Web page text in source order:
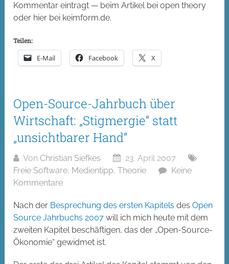
Kommentar eintragt — beim Artikel bei open theory
oder hier bei keimform.de.
Teilen:
E-Mail Facebook X
Open-Source-Jahrbuch über
Wirtschaft: „Stigmergie“ statt
„unsichtbarer Hand“
VonChristian Siefkes
23. April 2007
Freie Software, Medientipp,Theorie
Keine
Kommentare
Nach der Besprechung des ersten Kapitels desOpen
Source Jahrbuchs 2007 will ich mich heute mit dem
zweiten Kapitel beschäftigen, das der „Open-Source-
Ökonomie“ gewidmet ist.